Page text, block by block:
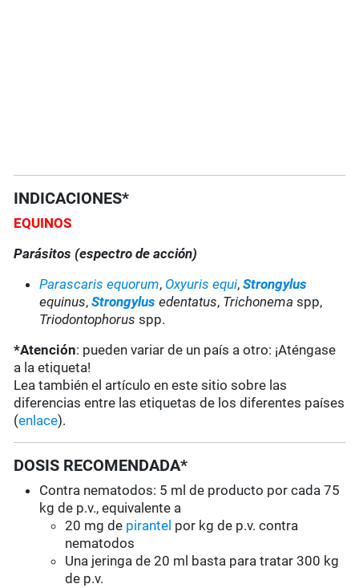
INDICACIONES*
EQUINOS
Parásitos (espectro de acción)
Parascaris equorum, Oxyuris equi,Strongylus
equinus,Strongylus edentatus, Trichonema spp,
Triodontophorus spp.
*Atención: pueden variar de un país a otro: ¡Aténgase
a la etiqueta!
Lea también el artículo en este sitio sobre las
diferencias entre las etiquetas de los diferentes países
(enlace).
DOSIS RECOMENDADA*
Contra nematodos: 5 ml de producto por cada 75
kg de p.v., equivalente a
20 mg de pirantel por kg de p.v. contra
nematodos
Una jeringa de 20 ml basta para tratar 300 kg
de p.v.